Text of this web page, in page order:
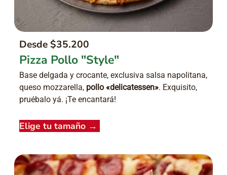
Desde $35.200
Pizza Pollo "Style"
Base delgada y crocante, exclusiva salsa napolitana,
queso mozzarella, pollo «delicatessen». Exquisito,
pruébalo yá. ¡Te encantará!
Elige tu tamaño →